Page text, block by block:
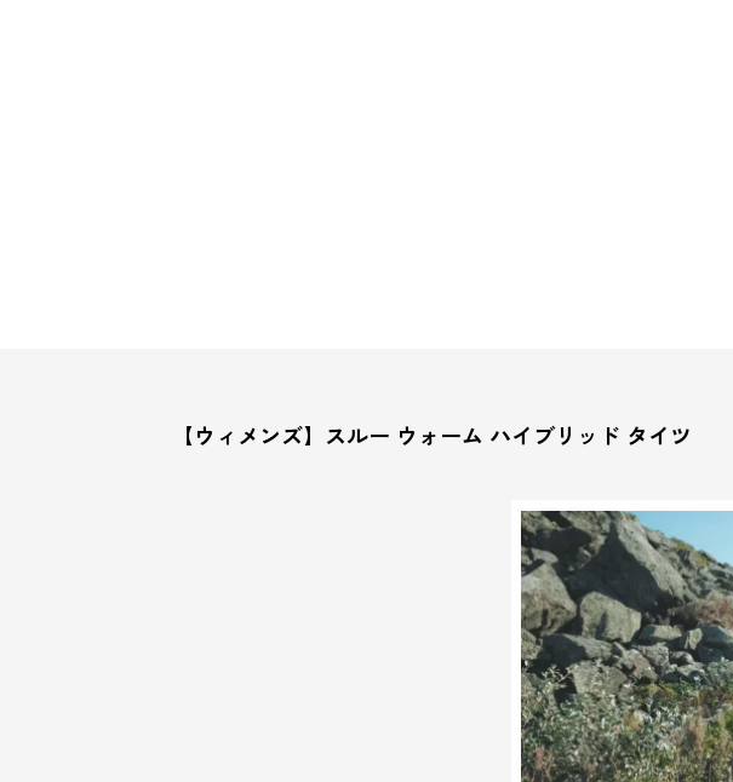
【ウィメンズ】スルー ウォーム ハイブリッド タイツ